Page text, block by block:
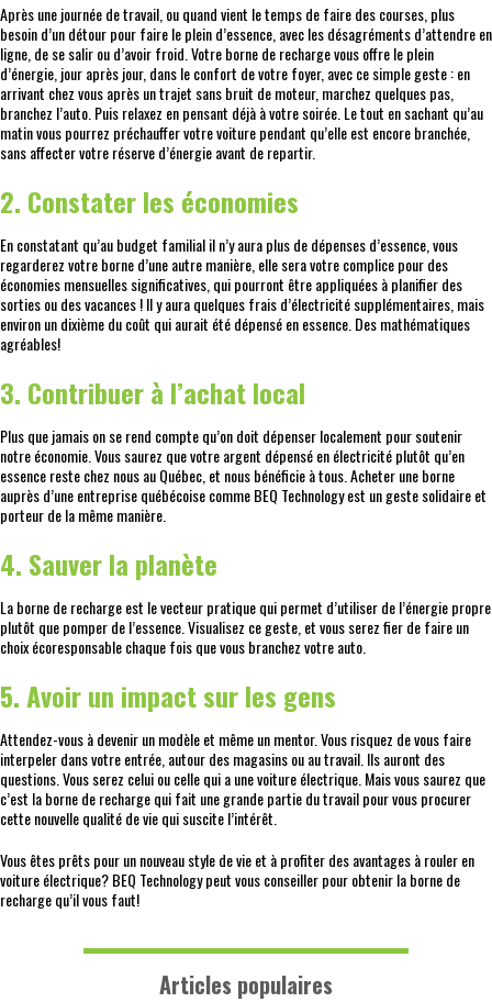
Après une journée de travail, ou quand vient le temps de faire des courses, plus
besoin d’un détour pour faire le plein d’essence, avec les désagréments d’attendre en
ligne, de se salir ou d’avoir froid. Votre borne de recharge vous offre le plein
d’énergie, jour après jour, dans le confort de votre foyer, avec ce simple geste : en
arrivant chez vous après un trajet sans bruit de moteur, marchez quelques pas,
branchez l’auto. Puis relaxez en pensant déjà à votre soirée. Le tout en sachant qu’au
matin vous pourrez préchauffer votre voiture pendant qu’elle est encore branchée,
sans affecter votre réserve d’énergie avant de repartir.
2. Constater les économies
En constatant qu’au budget familial il n’y aura plus de dépenses d’essence, vous
regarderez votre borne d’une autre manière, elle sera votre complice pour des
économies mensuelles significatives, qui pourront être appliquées à planifier des
sorties ou des vacances ! Il y aura quelques frais d’électricité supplémentaires, mais
environ un dixième du coût qui aurait été dépensé en essence. Des mathématiques
agréables!
3. Contribuer à l’achat local
Plus que jamais on se rend compte qu’on doit dépenser localement pour soutenir
notre économie. Vous saurez que votre argent dépensé en électricité plutôt qu’en
essence reste chez nous au Québec, et nous bénéficie à tous. Acheter une borne
auprès d’une entreprise québécoise comme BEQ Technology est un geste solidaire et
porteur de la même manière.
4. Sauver la planète
La borne de recharge est le vecteur pratique qui permet d’utiliser de l’énergie propre
plutôt que pomper de l’essence. Visualisez ce geste, et vous serez fier de faire un
choix écoresponsable chaque fois que vous branchez votre auto.
5. Avoir un impact sur les gens
Attendez-vous à devenir un modèle et même un mentor. Vous risquez de vous faire
interpeler dans votre entrée, autour des magasins ou au travail. Ils auront des
questions. Vous serez celui ou celle qui a une voiture électrique. Mais vous saurez que
c’est la borne de recharge qui fait une grande partie du travail pour vous procurer
cette nouvelle qualité de vie qui suscite l’intérêt.
Vous êtes prêts pour un nouveau style de vie et à profiter des avantages à rouler en
voiture électrique? BEQ Technology peut vous conseiller pour obtenir la borne de
recharge qu’il vous faut!
Articles populaires